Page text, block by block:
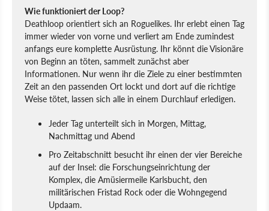
Wie funktioniert der Loop?
Deathloop orientiert sich an Roguelikes. Ihr erlebt einen Tag
immer wieder von vorne und verliert am Ende zumindest
anfangs eure komplette Ausrüstung. Ihr könnt die Visionäre
von Beginn an töten, sammelt zunächst aber
Informationen. Nur wenn ihr die Ziele zu einer bestimmten
Zeit an den passenden Ort lockt und dort auf die richtige
Weise tötet, lassen sich alle in einem Durchlauf erledigen.
Jeder Tag unterteilt sich in Morgen, Mittag,
Nachmittag und Abend
Pro Zeitabschnitt besucht ihr einen der vier Bereiche
auf der Insel: die Forschungseinrichtung der
Komplex, die Amüsiermeile Karlsbucht, den
militärischen Fristad Rock oder die Wohngegend
Updaam.